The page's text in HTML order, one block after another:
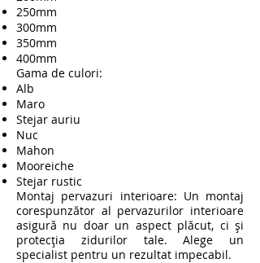
250mm
300mm
350mm
400mm
Gama de culori:
Alb
Maro
Stejar auriu
Nuc
Mahon
Mooreiche
Stejar rustic
Montaj pervazuri interioare: Un montaj
corespunzător al pervazurilor interioare
asigură nu doar un aspect plăcut, ci și
protecția zidurilor tale. Alege un
specialist pentru un rezultat impecabil.